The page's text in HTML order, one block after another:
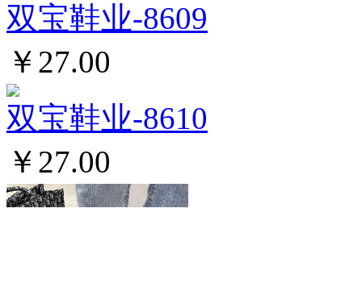
双宝鞋业-8609
￥27.00
双宝鞋业-8610
￥27.00